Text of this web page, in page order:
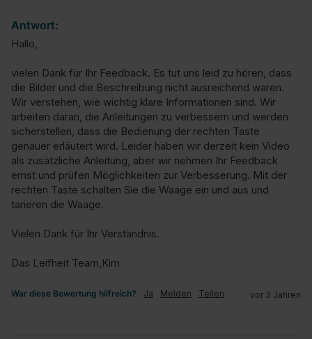
Antwort:
Hallo,
vielen Dank für Ihr Feedback. Es tut uns leid zu hören, dass
die Bilder und die Beschreibung nicht ausreichend waren.
Wir verstehen, wie wichtig klare Informationen sind. Wir
arbeiten daran, die Anleitungen zu verbessern und werden
sicherstellen, dass die Bedienung der rechten Taste
genauer erläutert wird. Leider haben wir derzeit kein Video
als zusätzliche Anleitung, aber wir nehmen Ihr Feedback
ernst und prüfen Möglichkeiten zur Verbesserung. Mit der
rechten Taste schalten Sie die Waage ein und aus und
tarieren die Waage.
Vielen Dank für Ihr Verständnis.
Das Leifheit Team,Kim
War diese Bewertung hilfreich? Ja Melden Teilen vor 3 Jahren